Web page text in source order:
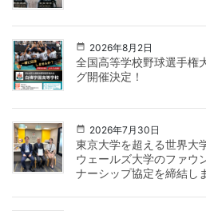
2026年8月2日
全国高等学校野球選手権
グ開催決定！
2026年7月30日
東京大学を超える世界大
ウェールズ大学のファウ
ナーシップ協定を締結し